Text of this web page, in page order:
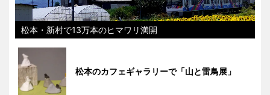
松本・新村で13万本のヒマワリ満開
松本のカフェギャラリーで「山と雷鳥展」